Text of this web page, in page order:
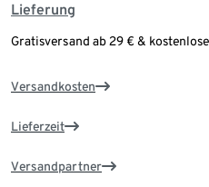
Lieferung
Gratisversand ab 29 € &
Versandkosten
Lieferzeit
Versandpartner